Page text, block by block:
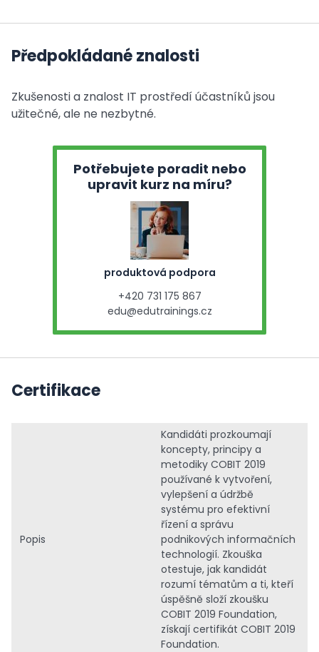
Předpokládané znalosti
Zkušenosti a znalost IT prostředí účastníků jsou
užitečné, ale ne nezbytné.
Potřebujete poradit nebo
upravit kurz na míru?
produktová podpora
+420 731 175 867
edu@edutrainings.cz
Certifikace
Popis
Kandidáti prozkoumají
koncepty, principy a
metodiky COBIT 2019
používané k vytvoření,
vylepšení a údržbě
systému pro efektivní
řízení a správu
podnikových informačních
technologií. Zkouška
otestuje, jak kandidát
rozumí tématům a ti, kteří
úspěšně složí zkoušku
COBIT 2019 Foundation,
získají certifikát COBIT 2019
Foundation.